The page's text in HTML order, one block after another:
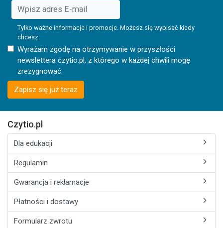
Tylko ważne informacje i promocje. Możesz się wypisać kiedy
chcesz.
Wyrażam zgodę na otrzymywanie w przyszłości
newslettera czytio.pl, z którego w każdej chwili mogę
zrezygnować.
Zapisz się już teraz
Czytio.pl
Dla edukacji
Regulamin
Gwarancja i reklamacje
Płatności i dostawy
Formularz zwrotu